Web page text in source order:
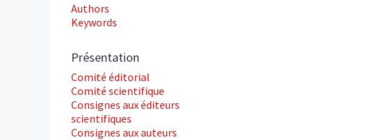
Authors
Keywords
Présentation
Comité éditorial
Comité scientifique
Consignes aux éditeurs
scientifiques
Consignes aux auteurs